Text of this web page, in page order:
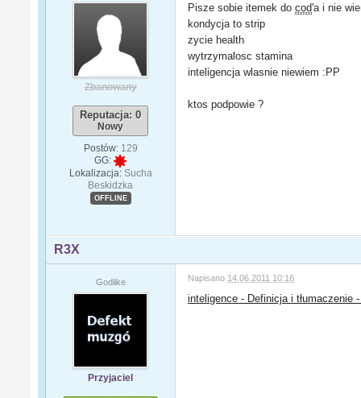
Zbanowany
Reputacja: 0
Nowy
Postów: 129
GG:
Lokalizacja: Sucha
Beskidzka
OFFLINE
Pisze sobie itemek docod'a i nie
kondycja to strip
zycie health
wytrzymalosc stamina
inteligencja wlasnie niewiem :PP
ktos podpowie ?
R3X
Godlike
Przyjaciel
Napisano 14.06.2011 10:16
inteligence - Definicja i tłumaczenie